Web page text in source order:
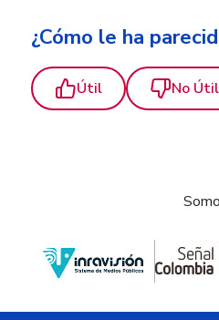
¿Cómo le ha
Útil No Útil